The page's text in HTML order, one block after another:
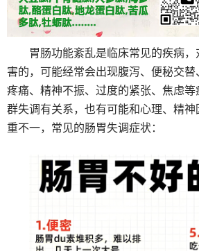
胃肠功能紊乱是临床常见的疾病
害的，可能经常会出现腹泻、便秘交
疼痛、精神不振、过度的紧张、焦虑
群失调有关系，也有可能和心理、精
重不一，常见的肠胃失调症状：